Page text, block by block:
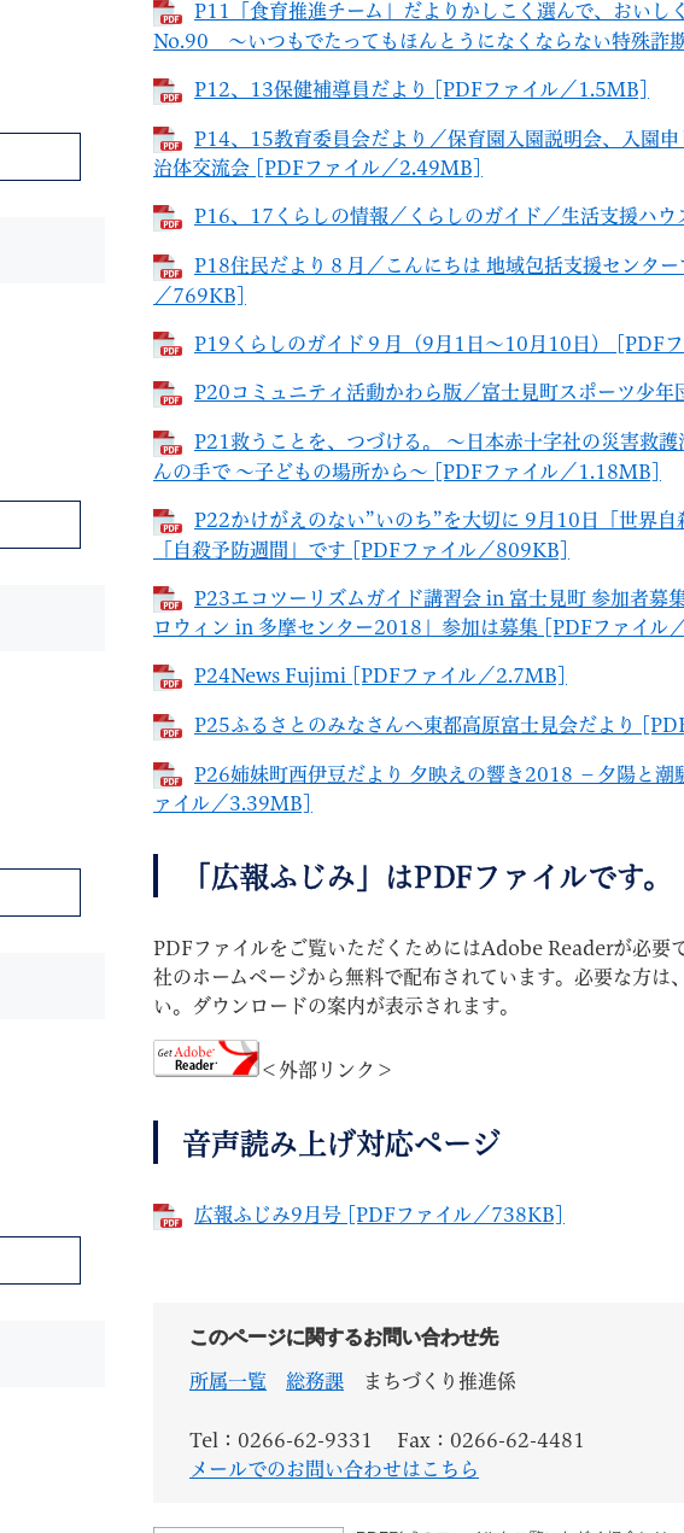
P11「食育推進チーム」だよりかしこく選んで、おい
No.90 ～いつもでたってもほんとうになくならない特殊詐
P12、13保健補導員だより [PDFファイル／1.5MB]
P14、15教育委員会だより／保育園入園説明会、入園
治体交流会 [PDFファイル／2.49MB]
P16、17くらしの情報／くらしのガイド／生活支援ハ
P18住民だより８月／こんにちは 地域包括支援センタ
／769KB]
P19くらしのガイド９月（9月1日～10月10日） [PDF
P20コミュニティ活動かわら版／富士見町スポーツ少
P21救うことを、つづける。 ～日本赤十字社の災害救
んの手で ～子どもの場所から～ [PDFファイル／1.18MB]
P22かけがえのない”いのち”を大切に 9月10日「世界
「自殺予防週間」です [PDFファイル／809KB]
P23エコツーリズムガイド講習会 in 富士見町 参加者募
ロウィン in 多摩センター2018」参加は募集 [PDFファイル
P24News Fujimi [PDFファイル／2.7MB]
P25ふるさとのみなさんへ東都高原富士見会だより
P26姉妹町西伊豆だより 夕映えの響き2018 －夕陽と
ァイル／3.39MB]
「広報ふじみ」はPDFファイルです。
PDFファイルをご覧いただくためにはAdobe Readerが必要
社のホームページから無料で配布されています。必要な方は
い。ダウンロードの案内が表示されます。
＜外部リンク＞
音声読み上げ対応ページ
広報ふじみ9月号 [PDFファイル／738KB]
このページに関するお問い合わせ先
所属一覧 総務課 まちづくり推進係
Tel：0266-62-9331
Fax：0266-62-4481
メールでのお問い合わせはこちら